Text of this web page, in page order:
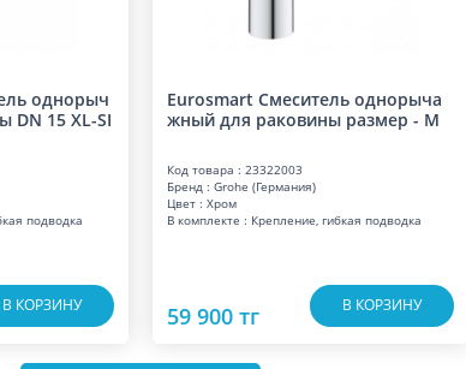
однорыч
DN 15 XL-SI
подводка
В КОРЗИНУ
Eurosmart Смеситель однорыча
жный для раковины размер - М
Код товара : 23322003
Бренд : Grohe (Германия)
Цвет : Хром
В комплекте : Крепление, гибкая подводка
59 900 тг В КОРЗИНУ